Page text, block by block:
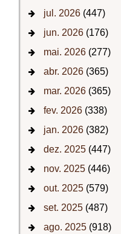
jul. 2026(447)
jun. 2026(176)
mai. 2026(277)
abr. 2026(365)
mar. 2026(365)
fev. 2026(338)
jan. 2026(382)
dez. 2025(447)
nov. 2025(446)
out. 2025(579)
set. 2025(487)
ago. 2025(918)